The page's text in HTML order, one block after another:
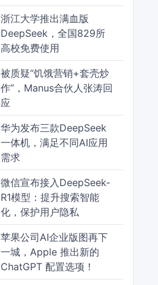
浙江大学推出满血版
DeepSeek，全国829所
高校免费使用
被质疑“饥饿营销+套壳炒
作”，Manus合伙人张涛回
应
华为发布三款DeepSeek
一体机，满足不同AI应用
需求
微信宣布接入DeepSeek-
R1模型：提升搜索智能
化，保护用户隐私
苹果公司AI企业版图再下
一城，Apple 推出新的
ChatGPT 配置选项！